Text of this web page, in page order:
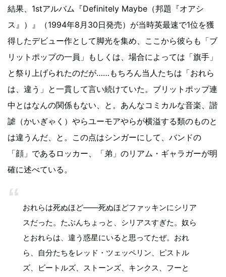
結果、1stアルバム『Definitely Maybe（邦題『オアシ
ス』）』（1994年8月30日発売）が当時英最速で1位を獲
得したデビュー作として脚光を集め、ここから彼らも「ブ
リットポップの一員」もしくは、場合によっては「旗手」
と祭り上げられたのだが……もちろん当人たちは「おれら
は、違う」と一貫して言い続けていた。ブリットポップ連
中とはなんの関係もない、と。あんなコミカルな音楽、諧
謔（かいぎゃく）やらユーモアやらが横溢する類のものと
は違うんだ、と。この点はシンガーにして、バンドの
「顔」であるロッカー、「弟」のリアム・ギャラガーが明
確に述べている。
おれらは死ぬほど――死ぬほどファッキンにシリア
スだった。たぶんちょっと、シリアスすぎた。奴ら
とおれらは、違う惑星にいると思ってたぜ。おれ
ら、自分たちをレッド・ツェッペリン、ピストル
ズ、ビートルズ、ストーンズ、キンクス、フーと